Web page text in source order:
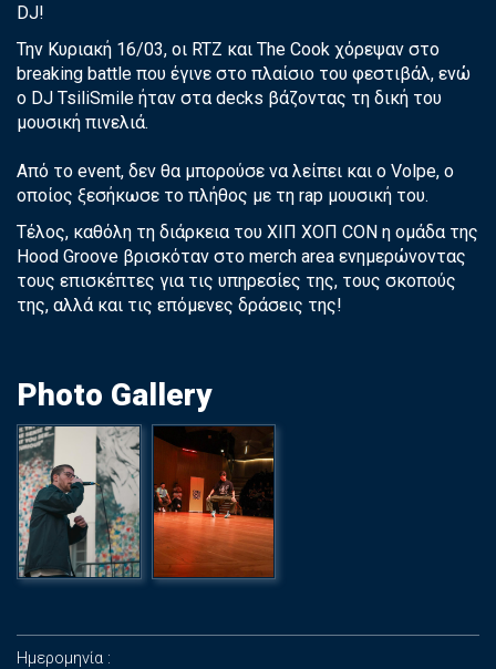
DJ!
Την Κυριακή 16/03, οι RTZ και The Cook χόρεψαν στο
breaking battle που έγινε στο πλαίσιο του φεστιβάλ, ενώ
ο DJ TsiliSmile ήταν στα decks βάζοντας τη δική του
μουσική πινελιά.
Από το event, δεν θα μπορούσε να λείπει και ο Volpe, ο
οποίος ξεσήκωσε το πλήθος με τη rap μουσική του.
Τέλος, καθόλη τη διάρκεια του ΧΙΠ ΧΟΠ CON η ομάδα της
Hood Groove βρισκόταν στο merch area ενημερώνοντας
τους επισκέπτες για τις υπηρεσίες της, τους σκοπούς
της, αλλά και τις επόμενες δράσεις της!
Photo Gallery
Ημερομηνία